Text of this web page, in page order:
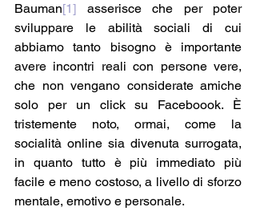
Bauman[1] asserisce che per poter
sviluppare le abilità sociali di cui
abbiamo tanto bisogno è importante
avere incontri reali con persone vere,
che non vengano considerate amiche
solo per un click su Faceboook. È
tristemente noto, ormai, come la
socialità online sia divenuta surrogata,
in quanto tutto è più immediato più
facile e meno costoso, a livello di sforzo
mentale, emotivo e personale.